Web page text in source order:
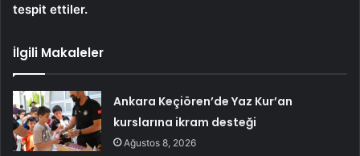
tespit ettiler.
İlgili Makaleler
Ankara Keçiören’de Yaz Kur’an
kurslarına ikram desteği
Ağustos 8, 2026